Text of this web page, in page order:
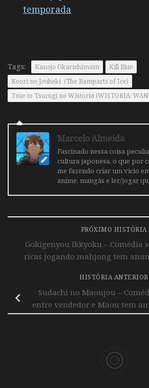
temporada
Tags: Kanojo Okarishimasu
Kill Blue
Koori no Jouheki (The Ramparts of Ice)
Tsue to Tsurugi no Wistoria (WISTORIA:
Marcelo Almeida
Fascinado nessa coisa
cultura japonesa, o que por
me fazendo criar um vicio
anime, mangás e ler/jogar
PRÓXIMO HISTÓRIA
Gokigenyou Ikkyoku – Comédia
ricas jogando mahjong tem
HISTÓRIA ANTERIOR
Sudachi no Maoujou –
entre vendedor e Maou tem